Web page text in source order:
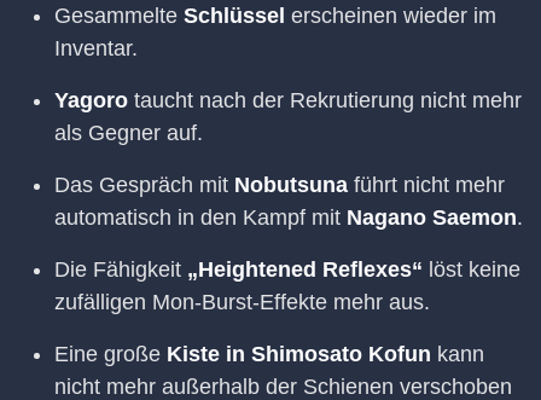
Gesammelte Schlüssel erscheinen wieder im
Inventar.
Yagoro taucht nach der Rekrutierung nicht mehr
als Gegner auf.
Das Gespräch mit Nobutsuna führt nicht mehr
automatisch in den Kampf mit Nagano Saemon.
Die Fähigkeit „Heightened Reflexes“ löst keine
zufälligen Mon-Burst-Effekte mehr aus.
Eine große Kiste in Shimosato Kofun kann
nicht mehr außerhalb der Schienen verschoben